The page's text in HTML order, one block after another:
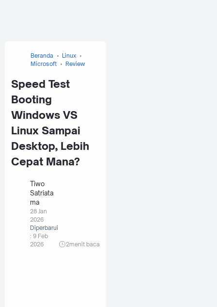
Beranda
Linux
Microsoft
Review
Speed Test
Booting
Windows VS
Linux Sampai
Desktop, Lebih
Cepat Mana?
Tiwo
Satriata
ma
28 Jan
2026
Diperbarui
: 9 Feb
2026
2menit baca